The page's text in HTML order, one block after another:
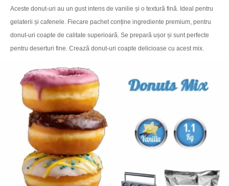
Aceste donut-uri au un gust intens de vanilie și o textură fină. Ideal pentru
gelaterii și cafenele. Fiecare pachet conține ingrediente premium, pentru
donut-uri coapte de calitate superioară. Se prepară ușor și sunt perfecte
pentru deserturi fine. Crează donut-uri coapte delicioase cu acest mix.